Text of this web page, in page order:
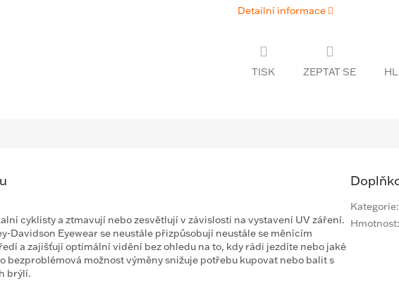
Detailní informace
TISK ZEPTAT SE
cyklisty a ztmavují nebo zesvětlují v závislosti na vystavení UV záření.
Davidson Eyewear se neustále přizpůsobují neustále se měnícím
a zajišťují optimální vidění bez ohledu na to, kdy rádi jezdíte nebo jaké
bezproblémová možnost výměny snižuje potřebu kupovat nebo balit s
brýlí.
Kategorie:
Hmotnost: